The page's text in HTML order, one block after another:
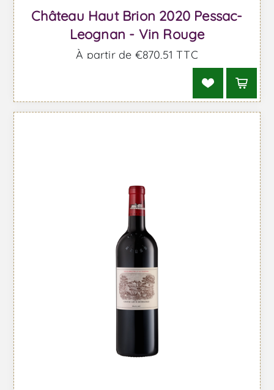
Château Haut Brion 2020 Pessac-
Leognan - Vin Rouge
À partir de €870,51 TTC